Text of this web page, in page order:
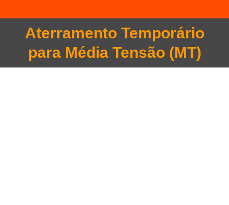
Aterramento Temporário
para Média Tensão (MT)